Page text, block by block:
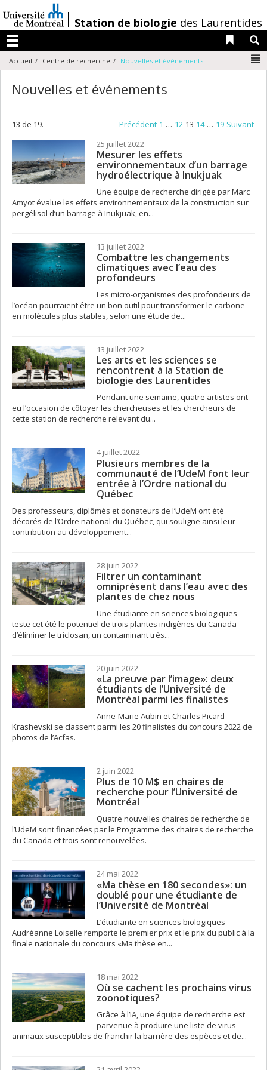
au
contenu
/
Station de biologie des Laurentides
Menu
Liens
Accueil Centre de recherche Nouvelles et événements
Nouvelles et événements
13 de 19. Précédent 1 … 12 13 14 … 19 Suivant
25 juillet 2022
Mesurer les effets
environnementaux d’un barrage
hydroélectrique à Inukjuak
Une équipe de recherche dirigée par Marc
Amyot évalue les effets environnementaux de la construction sur
pergélisol d’un barrage à Inukjuak, en...
13 juillet 2022
Combattre les changements
climatiques avec l’eau des
profondeurs
Les micro-organismes des profondeurs de
l’océan pourraient être un bon outil pour transformer le carbone
en molécules plus stables, selon une étude de...
13 juillet 2022
Les arts et les sciences se
rencontrent à la Station de
biologie des Laurentides
Pendant une semaine, quatre artistes ont
eu l’occasion de côtoyer les chercheuses et les chercheurs de
cette station de recherche relevant du...
4 juillet 2022
Plusieurs membres de la
communauté de l’UdeM font leur
entrée à l’Ordre national du
Québec
Des professeurs, diplômés et donateurs de l’UdeM ont été
décorés de l’Ordre national du Québec, qui souligne ainsi leur
contribution au développement...
28 juin 2022
Filtrer un contaminant
omniprésent dans l’eau avec des
plantes de chez nous
Une étudiante en sciences biologiques
teste cet été le potentiel de trois plantes indigènes du Canada
d’éliminer le triclosan, un contaminant très...
20 juin 2022
«La preuve par l’image»: deux
étudiants de l’Université de
Montréal parmi les finalistes
Anne-Marie Aubin et Charles Picard-
Krashevski se classent parmi les 20 finalistes du concours 2022 de
photos de l’Acfas.
2 juin 2022
Plus de 10 M$ en chaires de
recherche pour l’Université de
Montréal
Quatre nouvelles chaires de recherche de
l’UdeM sont financées par le Programme des chaires de recherche
du Canada et trois sont renouvelées.
24 mai 2022
«Ma thèse en 180 secondes»: un
doublé pour une étudiante de
l’Université de Montréal
L’étudiante en sciences biologiques
Audréanne Loiselle remporte le premier prix et le prix du public à la
finale nationale du concours «Ma thèse en...
18 mai 2022
Où se cachent les prochains virus
zoonotiques?
Grâce à l’IA, une équipe de recherche est
parvenue à produire une liste de virus
animaux susceptibles de franchir la barrière des espèces et de...